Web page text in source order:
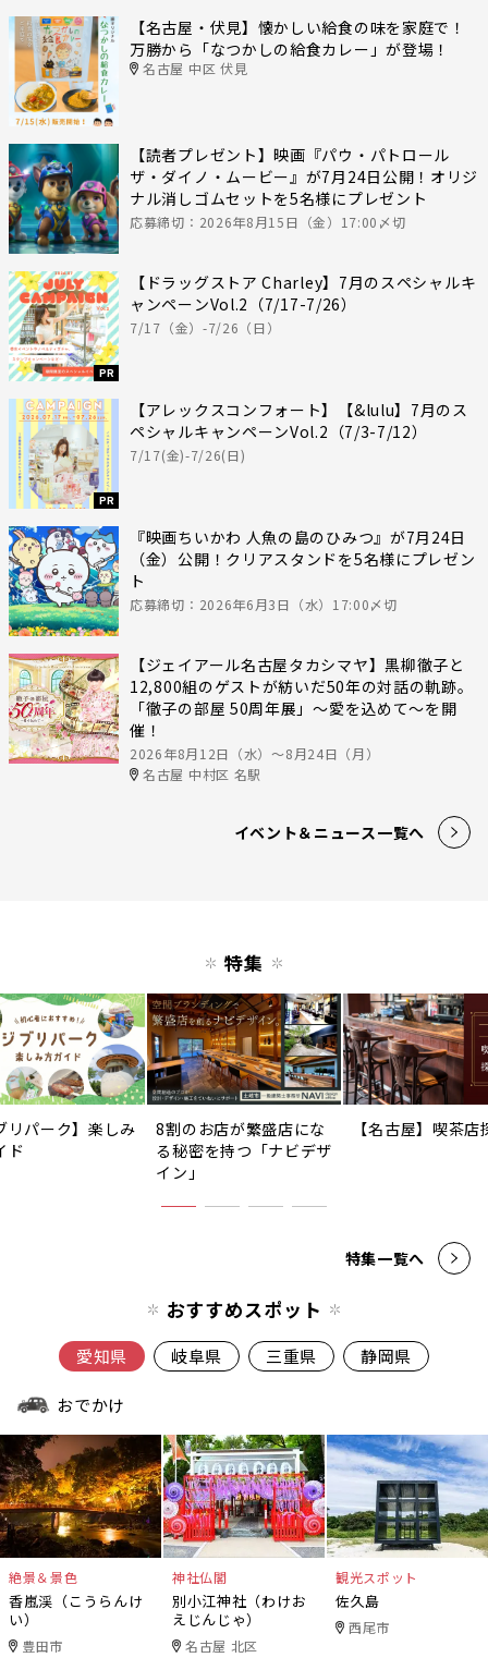
【名古屋・伏見】懐かしい給食の味を家庭で！
万勝から「なつかしの給食カレー」が登場！
名古屋 中区 伏見
【読者プレゼント】映画『パウ・パトロール
ザ・ダイノ・ムービー』が7月24日公開！オリジ
ナル消しゴムセットを5名様にプレゼント
応募締切：2026年8月15日（金）17:00〆切
PR
【ドラッグストア Charley】7月のスペシャルキ
ャンペーンVol.2（7/17-7/26）
7/17（金）-7/26（日）
PR
【アレックスコンフォート】【&lulu】7月のス
ペシャルキャンペーンVol.2（7/3-7/12）
7/17(金)-7/26(日)
『映画ちいかわ 人魚の島のひみつ』が7月24日
（金）公開！クリアスタンドを5名様にプレゼン
ト
応募締切：2026年6月3日（水）17:00〆切
【ジェイアール名古屋タカシマヤ】黒柳徹子と
12,800組のゲストが紡いだ50年の対話の軌跡。
「徹子の部屋 50周年展」～愛を込めて～を開
催！
2026年8月12日（水）〜8月24日（月）
名古屋 中村区 名駅
イベント＆ニュース一覧へ
特集
リパーク】楽しみ
ド
8割のお店が繁盛店にな
る秘密を持つ「ナビデザ
イン」
【名古屋】喫茶店
特集一覧へ
おすすめスポット
愛知県 岐阜県 三重県 静岡県
おでかけ
絶景＆景色
香嵐渓（こうらんけ
い）
豊田市
神社仏閣
別小江神社（わけお
えじんじゃ）
名古屋 北区
観光スポット
佐久島
西尾市